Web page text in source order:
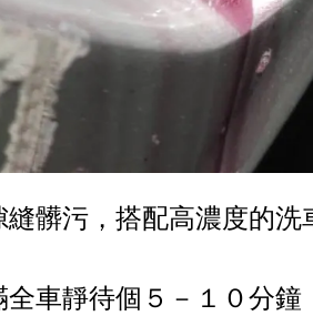
髒污，搭配高濃度的
車靜待個５－１０分